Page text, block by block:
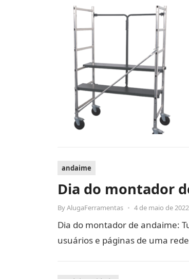
andaime
Dia do montador
ByAlugaFerramentas • 4 de maio de 2022
Dia do montador de andaime:
usuários e páginas de uma